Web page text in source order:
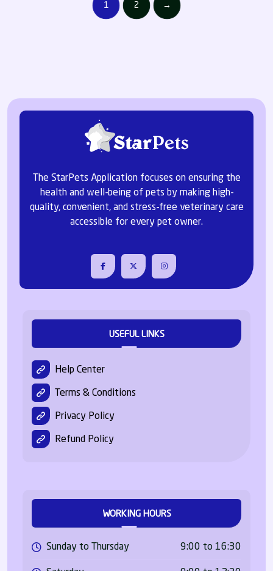
1 2 →
The StarPets Application focuses on ensuring the
health and well-being of pets by making high-
quality, convenient, and stress-free veterinary care
accessible for every pet owner.
USEFUL LINKS
Help Center
Terms & Conditions
Privacy Policy
Refund Policy
WORKING HOURS
Sunday to Thursday 9:00 to 16:30